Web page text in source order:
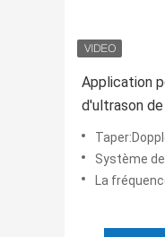
Application
d'ultrason
couleur
MSKSystème de
La